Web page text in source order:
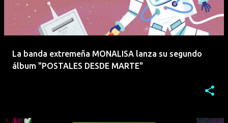
La banda extremeña MONALISA lanza su segundo
álbum "POSTALES DESDE MARTE"